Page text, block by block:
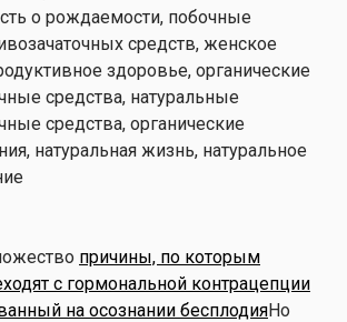
причины, по которым
с гормональной контрацепции
на осознании бесплодияНо